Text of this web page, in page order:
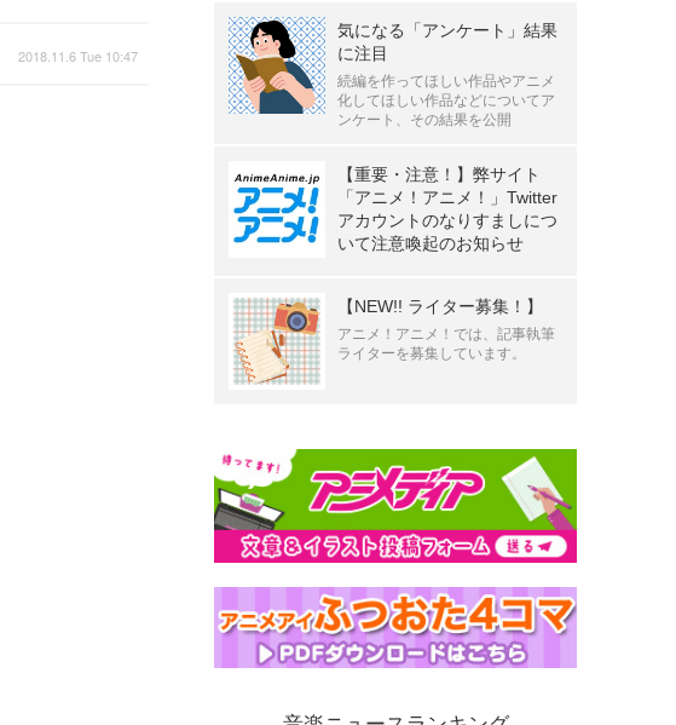
2018.11.6 Tue 10:47
気になる「アンケート」結果
に注目
続編を作ってほしい作品やアニメ
化してほしい作品などについてア
ンケート、その結果を公開
【重要・注意！】弊サイト
「アニメ！アニメ！」Twitter
アカウントのなりすましにつ
いて注意喚起のお知らせ
【NEW!! ライター募集！】
アニメ！アニメ！では、記事執筆
ライターを募集しています。